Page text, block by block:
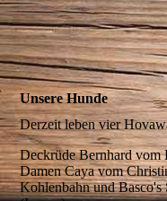
Unsere Hunde
Derzeit leben vier
Deckrüde Bernhard vom
Damen Caya vom
Kohlenbahn und